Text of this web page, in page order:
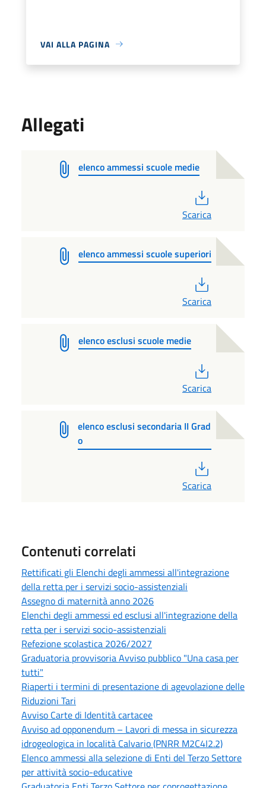
VAI ALLA PAGINA
Allegati
elenco ammessi scuole medie
Scarica
elenco ammessi scuole superiori
Scarica
elenco esclusi scuole medie
Scarica
elenco esclusi secondaria II Grad
o
Scarica
Contenuti correlati
Rettificati gli Elenchi degli ammessi all'integrazione
della retta per i servizi socio-assistenziali
Assegno di maternità anno 2026
Elenchi degli ammessi ed esclusi all'integrazione della
retta per i servizi socio-assistenziali
Refezione scolastica 2026/2027
Graduatoria provvisoria Avviso pubblico "Una casa per
tutti"
Riaperti i termini di presentazione di agevolazione delle
Riduzioni Tari
Avviso Carte di Identità cartacee
Avviso ad opponendum – Lavori di messa in sicurezza
idrogeologica in località Calvario (PNRR M2C4I2.2)
Elenco ammessi alla selezione di Enti del Terzo Settore
per attività socio-educative